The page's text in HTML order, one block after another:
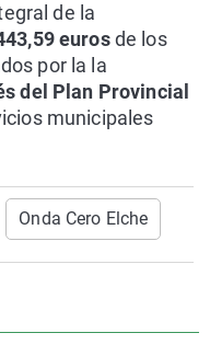
de la
eurosde los
por la la
del Plan Provincial
municipales
Onda Cero Elche